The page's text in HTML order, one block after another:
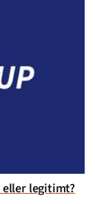
eller legitimt?